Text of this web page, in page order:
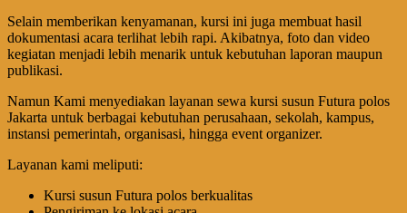
Selain memberikan kenyamanan, kursi ini juga membuat hasil
dokumentasi acara terlihat lebih rapi. Akibatnya, foto dan video
kegiatan menjadi lebih menarik untuk kebutuhan laporan maupun
publikasi.
Namun Kami menyediakan layanan sewa kursi susun Futura polos
Jakarta untuk berbagai kebutuhan perusahaan, sekolah, kampus,
instansi pemerintah, organisasi, hingga event organizer.
Layanan kami meliputi:
Kursi susun Futura polos berkualitas